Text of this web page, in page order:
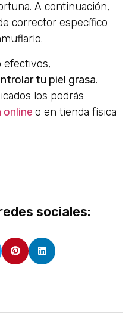
A continuación,
corrector específico
efectivos,
tu piel grasa.
los podrás
o en tienda física
sociales: